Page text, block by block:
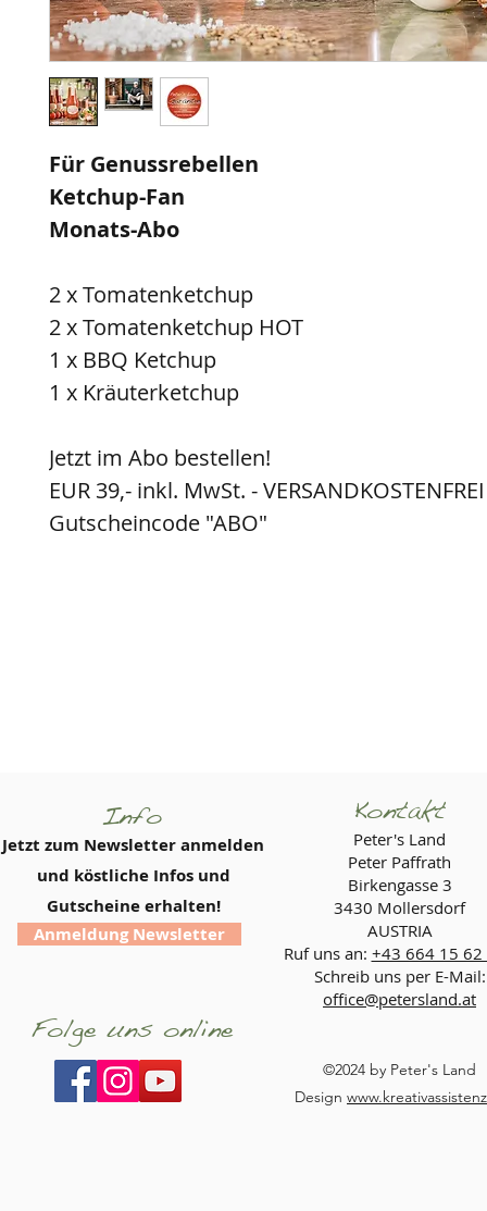
Für Genussrebellen
Ketchup-Fan
Monats-Abo
2 x Tomatenketchup
2 x Tomatenketchup HOT
1 x BBQ Ketchup
1 x Kräuterketchup
Jetzt im Abo bestellen!
EUR 39,- inkl. MwSt. -
Gutscheincode "ABO"
Info
Jetzt zum Newsletter anmelden
und köstliche Infos und
Gutscheine erhalten!
Anmeldung Newsletter
Folge uns online
Kontakt
Peter's Land
Peter Paffrath
Birkengasse 3
3430 Mollersdorf
AUSTRIA
Ruf uns an: +43 664 15 62
Schreib uns per E-Mail:
office@petersland.at
©2024 by Peter's Land
Design